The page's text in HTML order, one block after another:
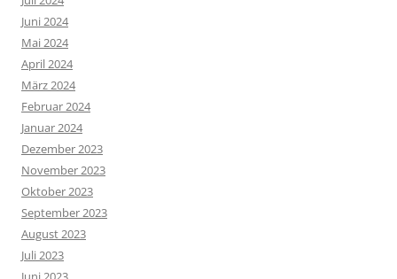
Juni 2024
Mai 2024
April 2024
März 2024
Februar 2024
Januar 2024
Dezember 2023
November 2023
Oktober 2023
September 2023
August 2023
Juli 2023